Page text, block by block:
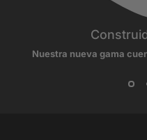
Nuestra nueva gama